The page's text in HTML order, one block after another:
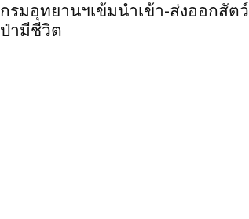
กรมอุทยานฯเข้มนำเข้า-ส่งออกสัตว์
ป่ามีชีวิต